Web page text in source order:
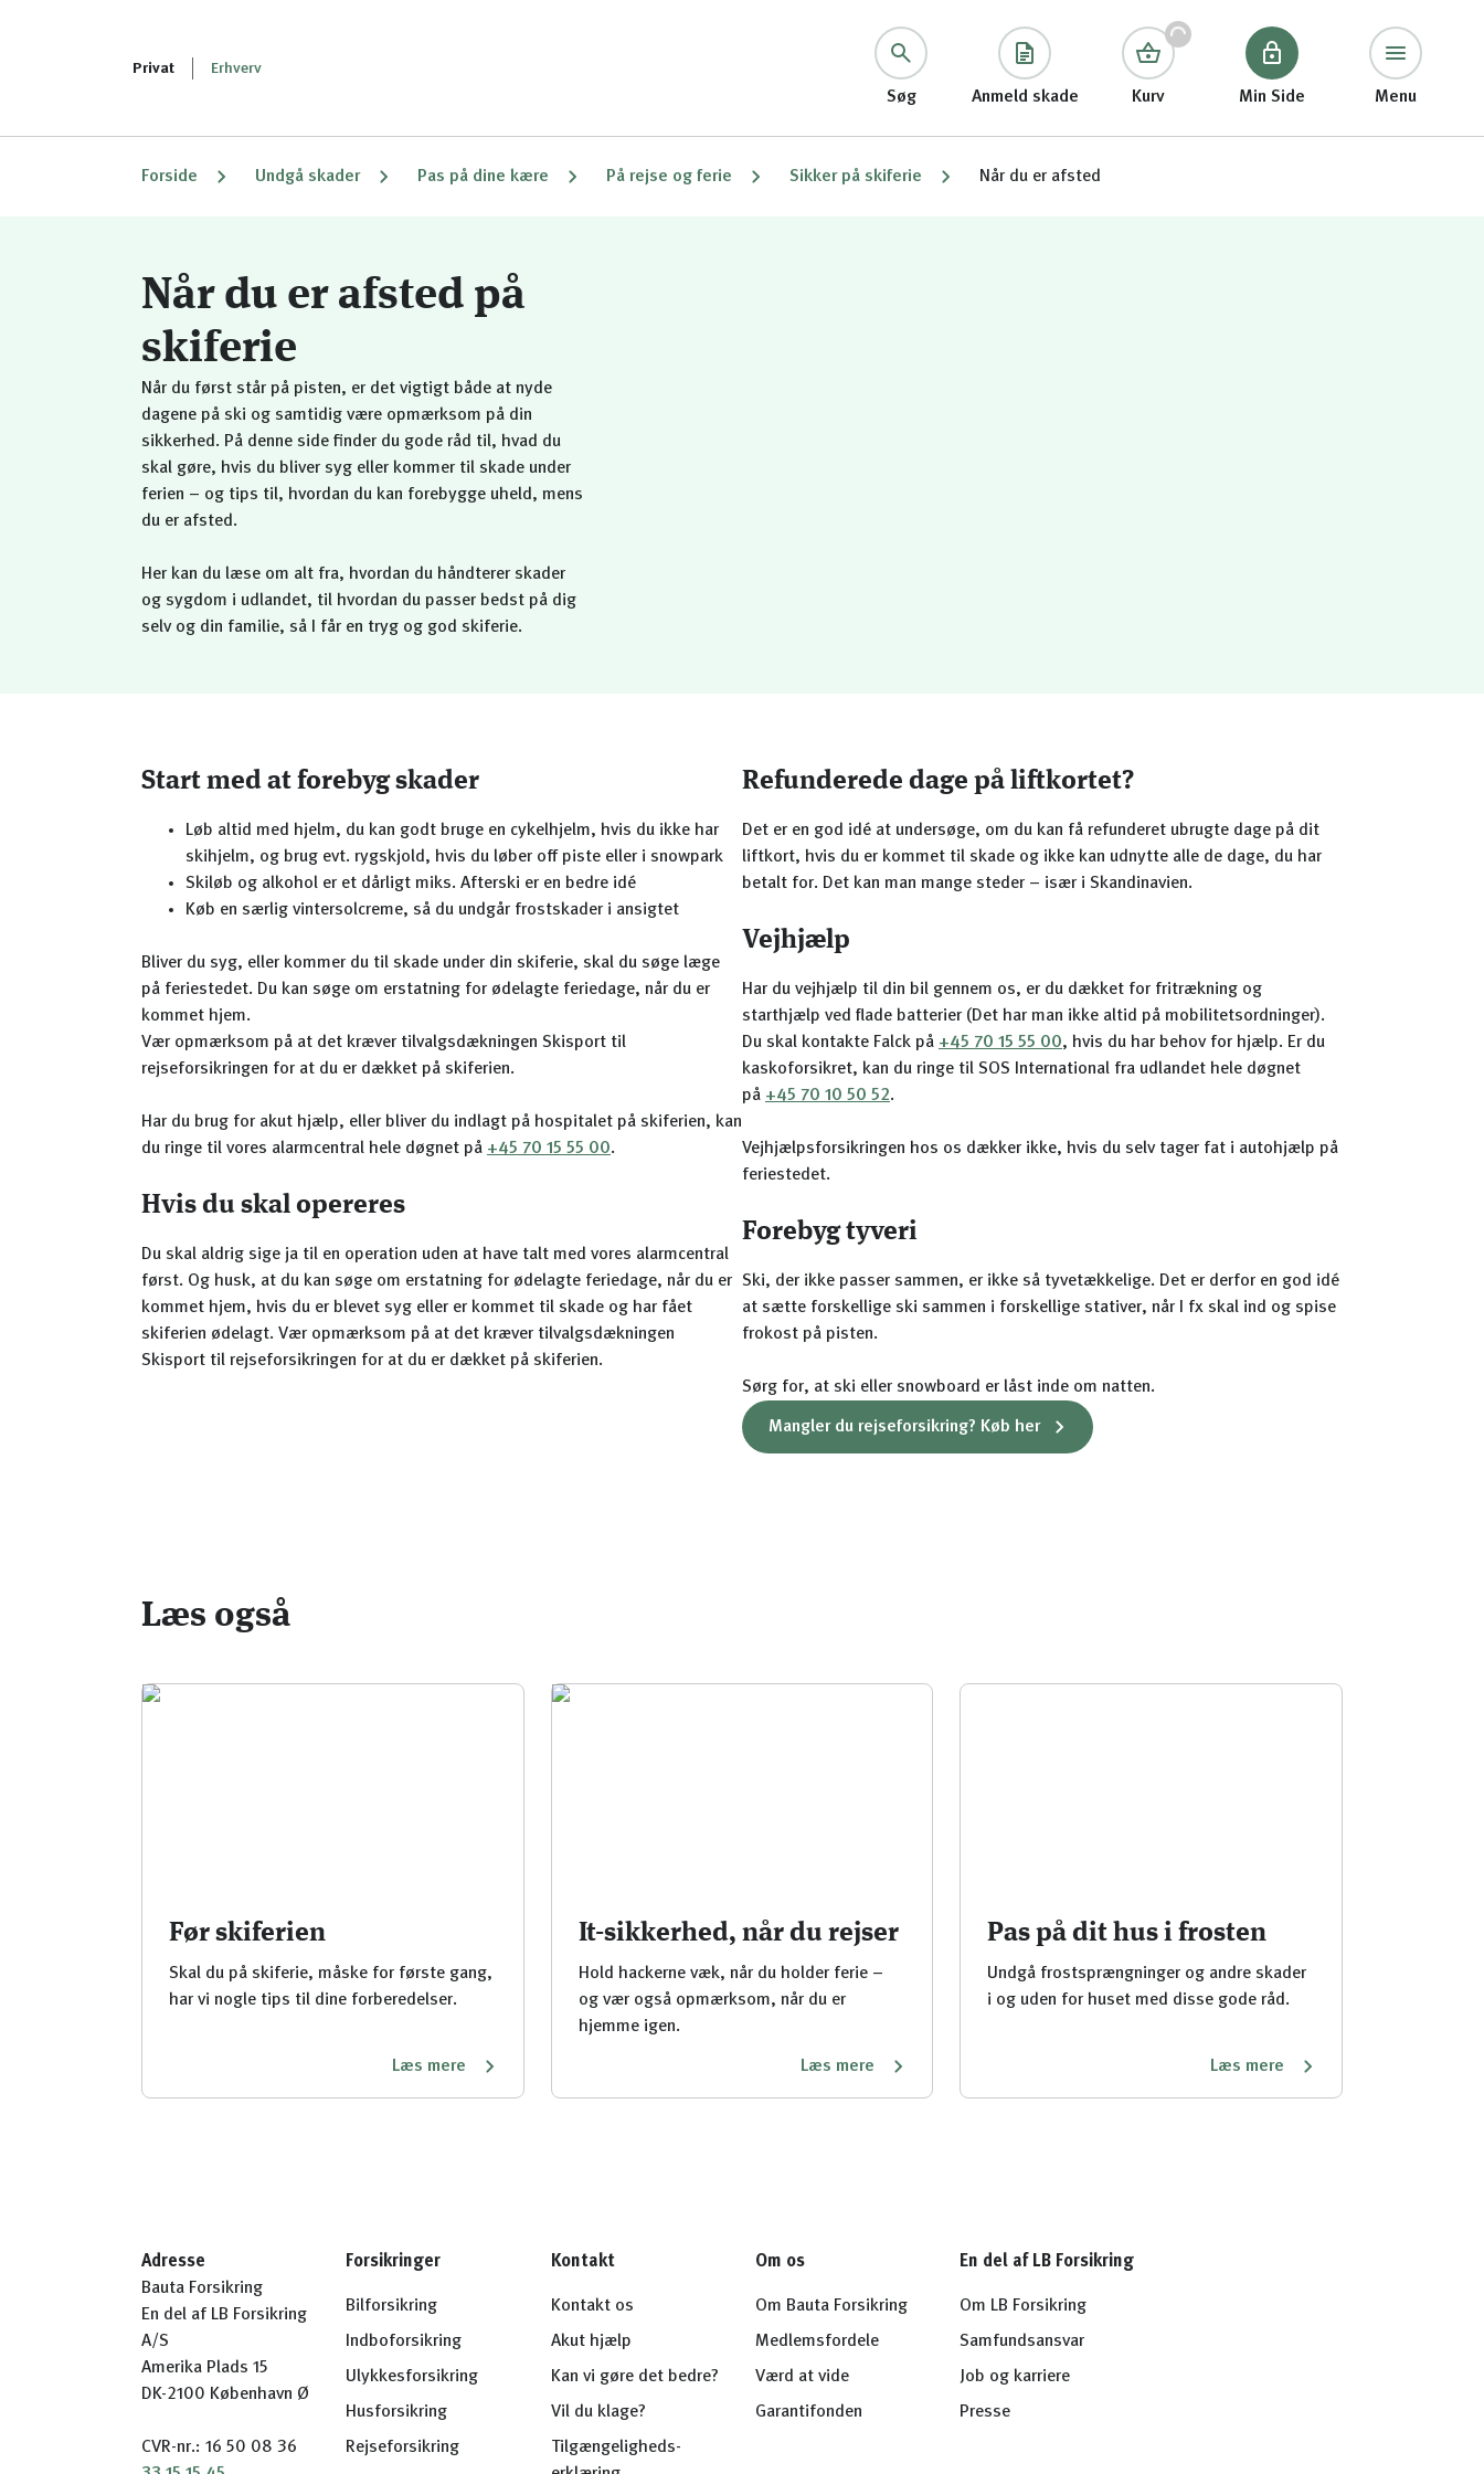
Privat Erhverv
Søg Anmeld skade Kurv Min Side Menu
Forside Undgå skader Pas på dine kære På rejse og ferie Sikker på skiferie Når du er afsted
Når du er afsted på
skiferie
Når du først står på pisten, er det vigtigt både at nyde
dagene på ski og samtidig være opmærksom på din
sikkerhed. På denne side finder du gode råd til, hvad du
skal gøre, hvis du bliver syg eller kommer til skade under
ferien – og tips til, hvordan du kan forebygge uheld, mens
du er afsted.
Her kan du læse om alt fra, hvordan du håndterer skader
og sygdom i udlandet, til hvordan du passer bedst på dig
selv og din familie, så I får en tryg og god skiferie.
Start med at forebyg skader
Løb altid med hjelm, du kan godt bruge en cykelhjelm, hvis du ikke har
skihjelm, og brug evt. rygskjold, hvis du løber off piste eller i snowpark
Skiløb og alkohol er et dårligt miks. Afterski er en bedre idé
Køb en særlig vintersolcreme, så du undgår frostskader i ansigtet
Bliver du syg, eller kommer du til skade under din skiferie, skal du søge læge
på feriestedet. Du kan søge om erstatning for ødelagte feriedage, når du er
kommet hjem.
Vær opmærksom på at det kræver tilvalgsdækningen Skisport til
rejseforsikringen for at du er dækket på skiferien.
Har du brug for akut hjælp, eller bliver du indlagt på hospitalet på skiferien, kan
du ringe til vores alarmcentral hele døgnet på +45 70 15 55 00.
Hvis du skal opereres
Du skal aldrig sige ja til en operation uden at have talt med vores alarmcentral
først. Og husk, at du kan søge om erstatning for ødelagte feriedage, når du er
kommet hjem, hvis du er blevet syg eller er kommet til skade og har fået
skiferien ødelagt. Vær opmærksom på at det kræver tilvalgsdækningen
Skisport til rejseforsikringen for at du er dækket på skiferien.
Refunderede dage på liftkortet?
Det er en god idé at undersøge, om du kan få refunderet ubrugte dage på dit
liftkort, hvis du er kommet til skade og ikke kan udnytte alle de dage, du har
betalt for. Det kan man mange steder – især i Skandinavien.
Vejhjælp
Har du vejhjælp til din bil gennem os, er du dækket for fritrækning og
starthjælp ved flade batterier (Det har man ikke altid på mobilitetsordninger).
Du skal kontakte Falck på +45 70 15 55 00, hvis du har behov for hjælp. Er du
kaskoforsikret, kan du ringe til SOS International fra udlandet hele døgnet
på +45 70 10 50 52.
Vejhjælpsforsikringen hos os dækker ikke, hvis du selv tager fat i autohjælp på
feriestedet.
Forebyg tyveri
Ski, der ikke passer sammen, er ikke så tyvetækkelige. Det er derfor en god idé
at sætte forskellige ski sammen i forskellige stativer, når I fx skal ind og spise
frokost på pisten.
Sørg for, at ski eller snowboard er låst inde om natten.
Mangler du rejseforsikring? Køb her
Læs også
Før skiferien
Skal du på skiferie, måske for første gang,
har vi nogle tips til dine forberedelser.
Læs mere
It-sikkerhed, når du rejser
Hold hackerne væk, når du holder ferie –
og vær også opmærksom, når du er
hjemme igen.
Læs mere
Pas på dit hus i frosten
Undgå frostsprængninger og andre skader
i og uden for huset med disse gode råd.
Læs mere
Adresse
Bauta Forsikring
En del af LB Forsikring
A/S
Amerika Plads 15
DK-2100 København Ø
CVR-nr.: 16 50 08 36
Forsikringer
Bilforsikring
Indboforsikring
Ulykkesforsikring
Husforsikring
Rejseforsikring
Kontakt
Kontakt os
Akut hjælp
Kan vi gøre det bedre?
Vil du klage?
Tilgængeligheds-
Om os
Om Bauta Forsikring
Medlemsfordele
Værd at vide
Garantifonden
En del af LB Forsikring
Om LB Forsikring
Samfundsansvar
Job og karriere
Presse